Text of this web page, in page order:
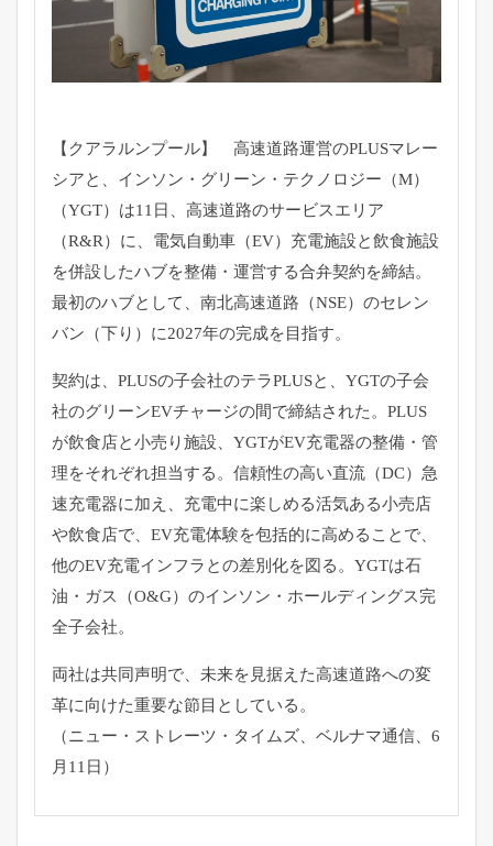
【クアラルンプール】 高速道路運営のPLUSマレー
シアと、インソン・グリーン・ テクノロジー（M）
（YGT）は11日、 高速道路のサービスエリア
（R&R）に、電気自動車（EV） 充電施設と飲食施設
を併設したハブを整備・ 運営する合弁契約を締結。
最初のハブとして、南北高速道路（NSE）のセレン
バン（下り）に2027年の完成を目指す。
契約は、PLUSの子会社のテラPLUSと、 YGTの子会
社のグリーンEVチャージの間で締結された。 PLUS
が飲食店と小売り施設、YGTがEV充電器の整備・ 管
理をそれぞれ担当する。信頼性の高い直流（DC） 急
速充電器に加え、充電中に楽しめる活気ある小売店
や飲食店で、 EV充電体験を包括的に高めることで、
他のEV充電インフラとの差別化を図る。YGTは石
油・ガス（O&G）のインソン・ホールディングス完
全子会社。
両社は共同声明で、 未来を見据えた高速道路への変
革に向けた重要な節目としている。
（ニュー・ストレーツ・タイムズ、ベルナマ通信、6
月11日）